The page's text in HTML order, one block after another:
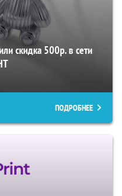
скидка 500р. в сети
ПОДРОБНЕЕ